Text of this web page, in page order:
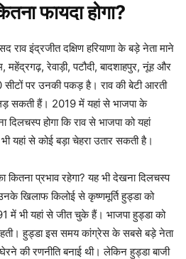
फायदा होगा?
इंद्रजीत दक्षिण हरियाणा के बड़े नेता माने
महेंद्रगढ़, रेवाड़ी, पटौदी, बादशाहपुर, नूंह और
सीटों पर उनकी पकड़ है। राव की बेटी आरती
सकती हैं। 2019 में यहां से भाजपा के
होगा कि राव से भाजपा को यहां
यहां से कोई बड़ा चेहरा उतार सकती है।
कितना प्रभाव रहेगा? यह भी देखना दिलचस्प
उनके खिलाफ किलोई से कृष्णमूर्ति हुड्डा को
में भी यहां से जीत चुके हैं। भाजपा हुड्डा को
हुड्डा इस समय कांग्रेस के सबसे बड़े नेता
की रणनीति बनाई थी। लेकिन हुड्डा बाजी